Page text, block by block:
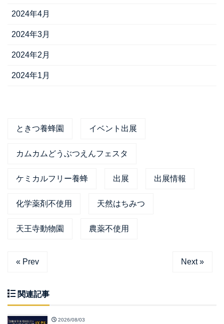
2024年4月
2024年3月
2024年2月
2024年1月
ときつ養蜂園 イベント出展
カムカムどうぶつえんフェスタ
ケミカルフリー養蜂 出展 出展情報
化学薬剤不使用 天然はちみつ
天王寺動物園 農薬不使用
« Prev Next »
関連記事
2026/08/03